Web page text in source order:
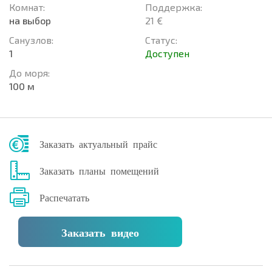
Комнат:
на выбор
Санузлов:
1
До моря:
100 м
Поддержка:
21 €
Статус:
Доступен
Заказать актуальный прайс
Заказать планы помещений
Распечатать
Заказать видео